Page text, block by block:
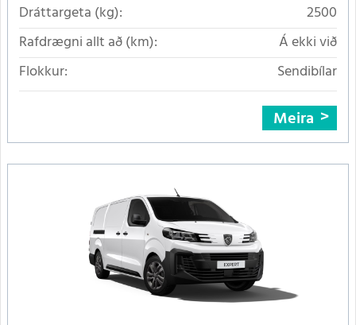
Dráttargeta (kg):
2500
Rafdrægni allt að (km):
Á ekki við
Flokkur:
Sendibílar
Meira